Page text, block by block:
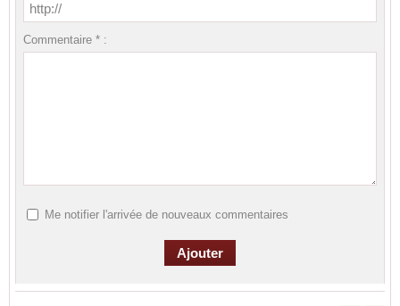
Commentaire * :
Me notifier l'arrivée de nouveaux commentaires